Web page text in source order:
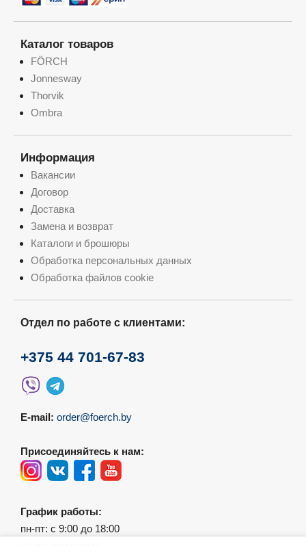
Каталог товаров
FÖRCH
Jonnesway
Thorvik
Ombra
Информация
Вакансии
Договор
Доставка
Замена и возврат
Каталоги и брошюры
Обработка персональных данных
Обработка файлов cookie
Отдел по работе с клиентами:
+375 44 701-67-83
E-mail: order@foerch.by
Присоединяйтесь к нам:
График работы:
пн-пт: с 9:00 до 18:00